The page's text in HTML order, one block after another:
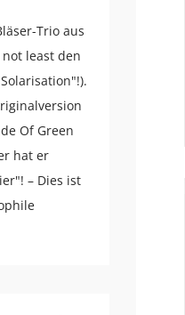
Trio aus
least den
Of Green
hat er
– Dies ist